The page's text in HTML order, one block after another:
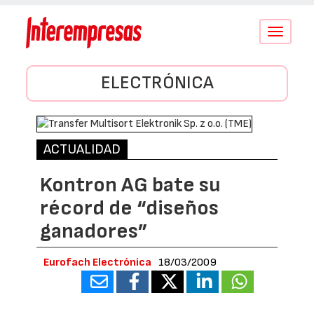
Conmutar
ELECTRÓNICA
ACTUALIDAD
Kontron AG bate su
récord de “diseños
ganadores”
Eurofach Electrónica 18/03/2009